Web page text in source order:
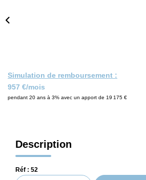
Simulation de remboursement :
957 €/mois
pendant 20 ans à 3% avec un apport de 19 175 €
Description
Réf : 52